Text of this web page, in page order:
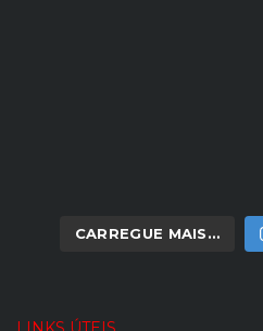
CARREGUE MAIS…